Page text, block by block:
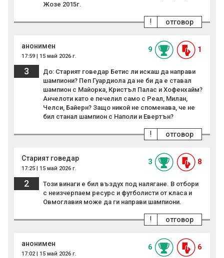
Жозе 2015г.
отговор
!
анонимен
17:59 | 15 май 2026 г.
9 1
3
До: Старият говедар Бетис ли искаш да направи
шампиони? Пеп Гуардиола да не би да е ставал
шампион с Майорка, Кристъл Палас и Хофенхайм?
Анчелоти като е печелил само с Реал, Милан,
Челси, Байерн? Защо никой не споменава, че не
бил станал шампион с Наполи и Евертън?
отговор
!
Старият говедар
17:25 | 15 май 2026 г.
3 8
2
Този винаги е бил въздух под налягане. В отбори
с неизчерпаем ресурс и футболисти от класа и
Овмоглавия може да ги направи шампиони.
отговор
!
анонимен
17:02 | 15 май 2026 г.
6 6